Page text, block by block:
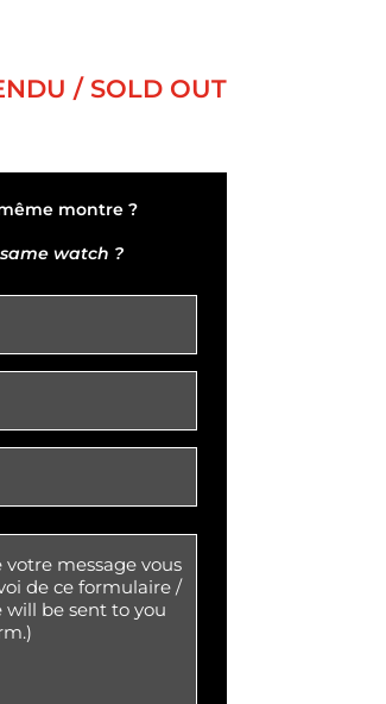
/ SOLD OUT
montre ?
watch ?